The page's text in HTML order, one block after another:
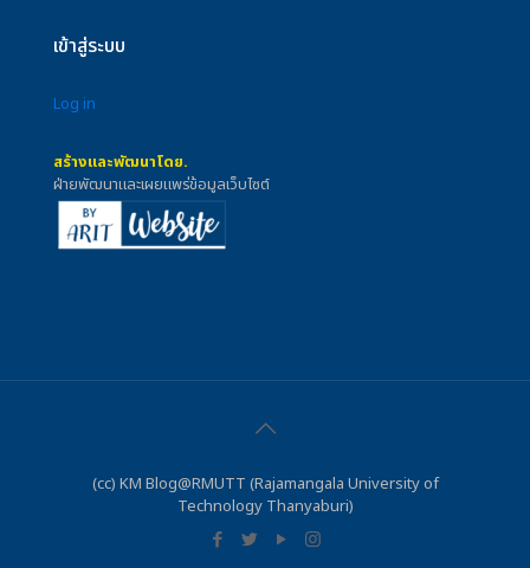
เข้าสู่ระบบ
Log in
สร้างและพัฒนาโดย.
ฝ่ายพัฒนาและเผยแพร่ข้อมูลเว็บไซต์
(cc) KM Blog@RMUTT (Rajamangala University of
Technology Thanyaburi)